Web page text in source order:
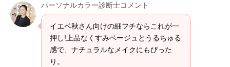
パーソナルカラー診断士コメント
イエベ秋さん向けの細フチならこれが一
押し!上品なくすみベージュとうるちゅる
感で、ナチュラルなメイクにもぴった
り。